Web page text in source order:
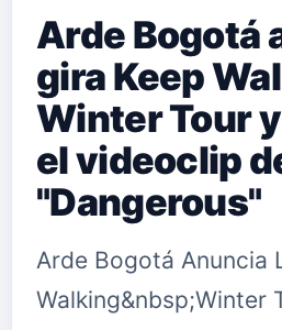
Arde Bogotá
gira Keep
Winter Tour
el videoclip
"Dangerous"
Arde Bogotá Anuncia
Walking&nbsp;Winter